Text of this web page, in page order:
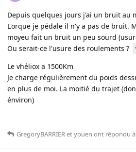
Depuis quelques jours j'ai un bruit au
L'orque je pédale il n'y a pas de bruit.
moyeu fait un bruit un peu sourd
Ou serait-ce l'usure des roulements ?
Le vhéliox a 1500Km
Je charge régulièrement du poids
en plus de moi. La moitié du trajet
énviron)
GregoryBARRIERetyouen ont répondu à